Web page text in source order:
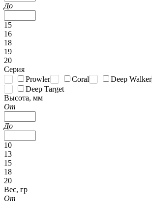
До
15
16
18
19
20
Серия
Prowler
Coral Deep Walker
Deep Target
Высота, мм
От
До
10
13
15
18
20
Вес, гр
От